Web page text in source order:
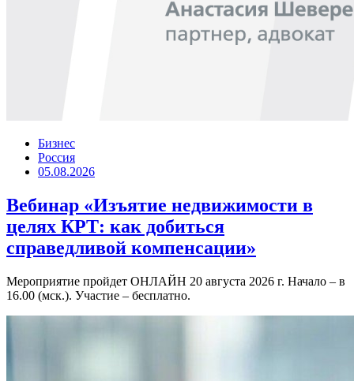
Бизнес
Россия
05.08.2026
Вебинар «Изъятие недвижимости в
целях КРТ: как добиться
справедливой компенсации»
Мероприятие пройдет ОНЛАЙН 20 августа 2026 г. Начало – в
16.00 (мск.). Участие – бесплатно.